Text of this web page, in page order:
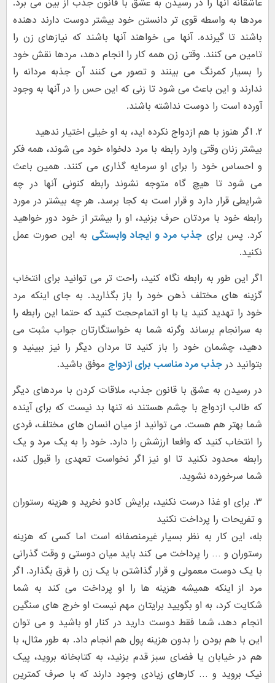
عاشقانه آنها را در رسیدن به عشق با قانون جذب از بین می برد.
مردها به واسطه قوی تر دانستن خود بیشتر دوست دارند دهنده
باشند تا گیرنده. آنها می خواهند آنها باشند که نیازهای زن را
تامین می کنند. وقتی زن همه کار را انجام دهد، مردها نقش خود
را بسیار کمرنگ می بینند و تصور می کنند آن جذبه مردانه را
ندارند و این باعث می شود تا زنی که این حس را در آنها به وجود
آورده است را دوست نداشته باشند.
۲. اگر هنوز با هم ازدواج نکرده اید، به او خیلی اختیار ندهید
بیشتر زنان وقتی وارد رابطه با مرد دلخواه خود می شوند، همه فکر
و احساس خود را برای او سرمایه گذاری می کنند. همین باعث
می شود تا هیچ گاه متوجه نشوند رابطه کنونی آنها در چه
شرایطی قرار دارد و قرار است به کجا برسد. هر چه بیشتر در مورد
رابطه خود با مردتان حرف بزنید، او را بیشتر از خود دور خواهید
کرد. پس برای جذب مرد و ایجاد وابستگی به این صورت عمل
نکنید.
اگر این طور به رابطه نگاه کنید، راحت تر می توانید برای انتخاب
گزینه های مختلف ذهن خود را باز بگذارید. به جای اینکه مرد
خود را تهدید کنید یا با او اتمام‌حجت کنید که حتما این رابطه را
به سرانجام برساند وگرنه شما به خواستگارتان جواب مثبت می
دهید، چشمان خود را باز کنید تا مردان دیگر را نیز ببینید و
بتوانید در جذب مرد مناسب برای ازدواج موفق باشید.
در رسیدن به عشق با قانون جذب، ملاقات کردن با مردهای دیگر
که طالب ازدواج با چشم هستند نه تنها بد نیست که برای آینده
شما بهتر هم هست. می توانید از میان انسان های مختلف، فردی
را انتخاب کنید که وافعا ارزشش را دارد. خود را به یک مرد و یک
رابطه محدود نکنید تا او نیز اگر نخواست تعهدی را قبول کند،
شما سرخورده نشوید.
۳. برای او غذا درست نکنید، برایش کادو نخرید و هزینه رستوران
و تفریحات را پرداخت نکنید
بله، این کار به نظر بسیار غیرمنصفانه است اما کسی که هزینه
رستوران و … را پرداخت می کند باید میان دوستی و وقت گذرانی
با یک دوست معمولی و قرار گذاشتن با یک زن را فرق بگذارد. اگر
مرد از اینکه همیشه هزینه ها را او پرداخت می کند به شما
شکایت کرد، به او بگویید برایتان مهم نیست او خرج های سنگین
انجام دهد، شما فقط دوست دارید در کنار او باشید و می توان
این با هم بودن را بدون هزینه پول هم انجام داد. به طور مثال، با
هم در خیابان یا فضای سبز قدم بزنید، به کتابخانه بروید، پیک
نیک بروید و … کارهای زیادی وجود دارند که با صرف کمترین